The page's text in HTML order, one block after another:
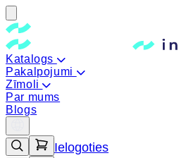
Katalogs
Pakalpojumi
Zīmoli
Par mums
Blogs
Ielogoties